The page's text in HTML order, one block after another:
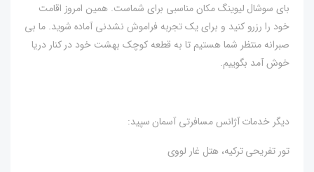
بای سوشال لیوینگ مکان مناسبی برای شماست. همین امروز اقامت
خود را رزرو کنید و برای یک تجربه فراموش نشدنی آماده شوید. ما بی
صبرانه منتظر شما هستیم تا به قطعه کوچک بهشت ​​خود در کنار دریا
خوش آمد بگوییم.
دیگر خدمات آژانس مسافرتی آسمان سپید:
تور تفریحی ترکیه، هتل غار لووی